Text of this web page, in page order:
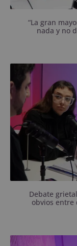
“La gran
nada y no
Jazmín
Debate
obvios entre
La libertaria